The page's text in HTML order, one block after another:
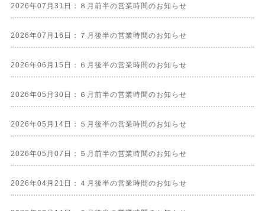
2026年07月31日：８月前半の営業時間のお知らせ
2026年07月16日：７月後半の営業時間のお知らせ
2026年06月15日：６月後半の営業時間のお知らせ
2026年05月30日：６月前半の営業時間のお知らせ
2026年05月14日：５月後半の営業時間のお知らせ
2026年05月07日：５月前半の営業時間のお知らせ
2026年04月21日：４月後半の営業時間のお知らせ